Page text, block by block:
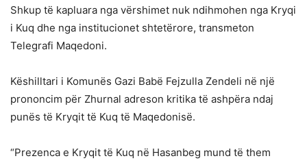
Shkup të kapluara nga vërshimet nuk ndihmohen nga Kryqi
i Kuq dhe nga institucionet shtetërore, transmeton
Telegrafi Maqedoni.
Këshilltari i Komunës Gazi Babë Fejzulla Zendeli në një
prononcim për Zhurnal adreson kritika të ashpëra ndaj
punës të Kryqit të Kuq të Maqedonisë.
“Prezenca e Kryqit të Kuq në Hasanbeg mund të them